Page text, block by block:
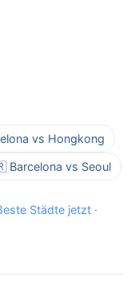
vs Hongkong
vs Seoul
Städte jetzt ·